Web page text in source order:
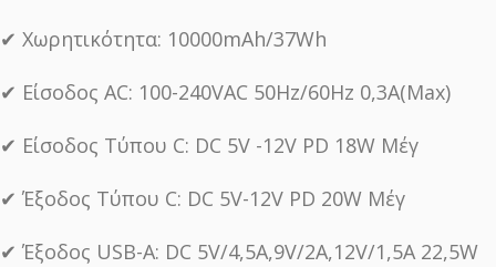
✔︎ Χωρητικότητα: 10000mAh/37Wh
✔︎ Είσοδος AC: 100-240VAC 50Hz/60Hz 0,3A(Max)
✔︎ Είσοδος Τύπου C: DC 5V -12V PD 18W Μέγ
✔︎ Έξοδος Τύπου C: DC 5V-12V PD 20W Μέγ
✔︎ Έξοδος USB-A: DC 5V/4,5A,9V/2A,12V/1,5A 22,5W